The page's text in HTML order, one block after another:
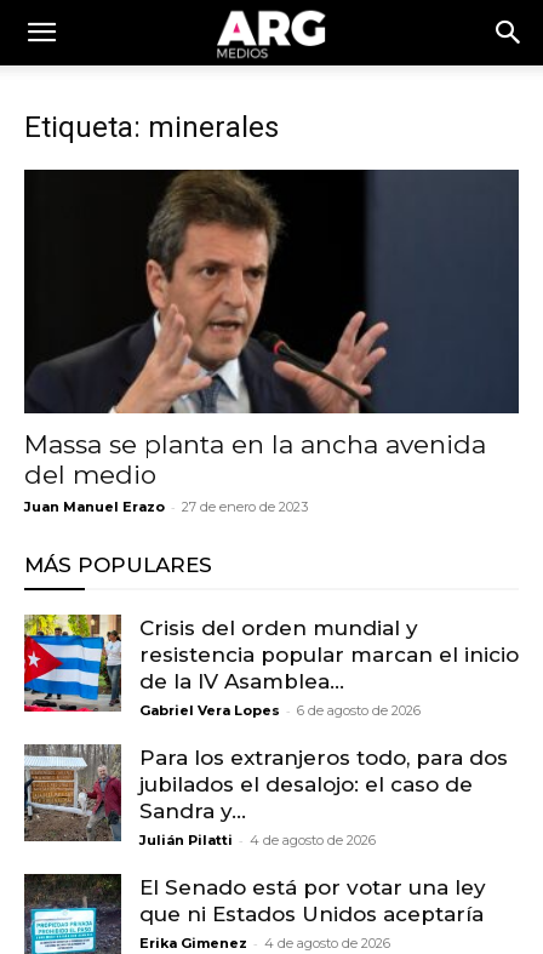
Etiqueta: minerales
Massa se planta en la ancha avenida
del medio
Juan Manuel Erazo - 27 de enero de 2023
MÁS POPULARES
Crisis del orden mundial y
resistencia popular marcan el inicio
de la IV Asamblea...
Gabriel Vera Lopes - 6 de agosto de 2026
Para los extranjeros todo, para dos
jubilados el desalojo: el caso de
Sandra y...
Julián Pilatti - 4 de agosto de 2026
El Senado está por votar una ley
que ni Estados Unidos aceptaría
Erika Gimenez - 4 de agosto de 2026